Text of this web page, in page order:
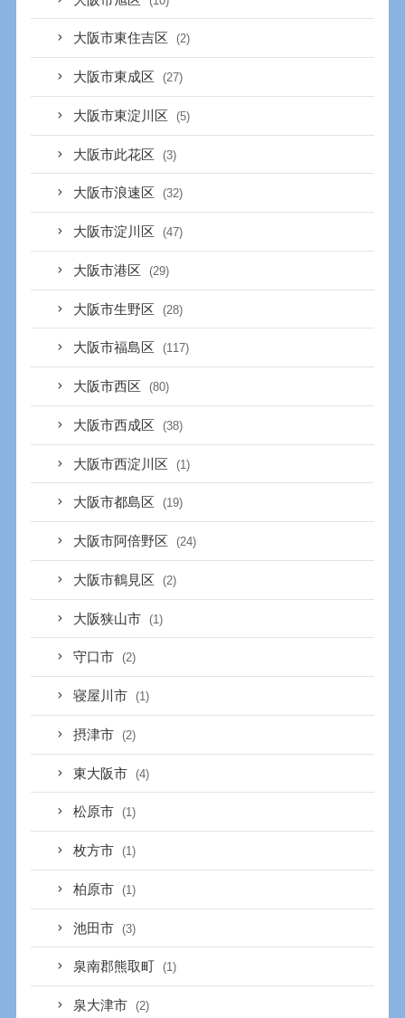
大阪市東住吉区 (2)
大阪市東成区 (27)
大阪市東淀川区 (5)
大阪市此花区 (3)
大阪市浪速区 (32)
大阪市淀川区 (47)
大阪市港区 (29)
大阪市生野区 (28)
大阪市福島区 (117)
大阪市西区 (80)
大阪市西成区 (38)
大阪市西淀川区 (1)
大阪市都島区 (19)
大阪市阿倍野区 (24)
大阪市鶴見区 (2)
大阪狭山市 (1)
守口市 (2)
寝屋川市 (1)
摂津市 (2)
東大阪市 (4)
松原市 (1)
枚方市 (1)
柏原市 (1)
池田市 (3)
泉南郡熊取町 (1)
泉大津市 (2)